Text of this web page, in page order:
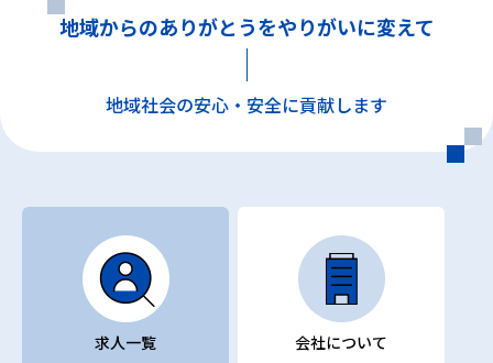
地域からのありがとうをやりがいに変えて
地域社会の安心・安全に貢献します
求人一覧 会社について